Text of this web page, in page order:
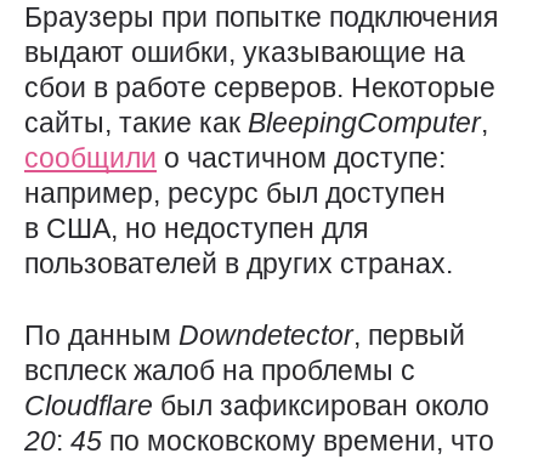
Браузеры при попытке подключения
выдают ошибки, указывающие на
сбои в работе серверов. Некоторые
сайты, такие как BleepingComputer,
сообщили о частичном доступе:
например, ресурс был доступен
в США, но недоступен для
пользователей в других странах.
По данным Downdetector, первый
всплеск жалоб на проблемы с
Cloudflare был зафиксирован около
20: 45 по московскому времени, что